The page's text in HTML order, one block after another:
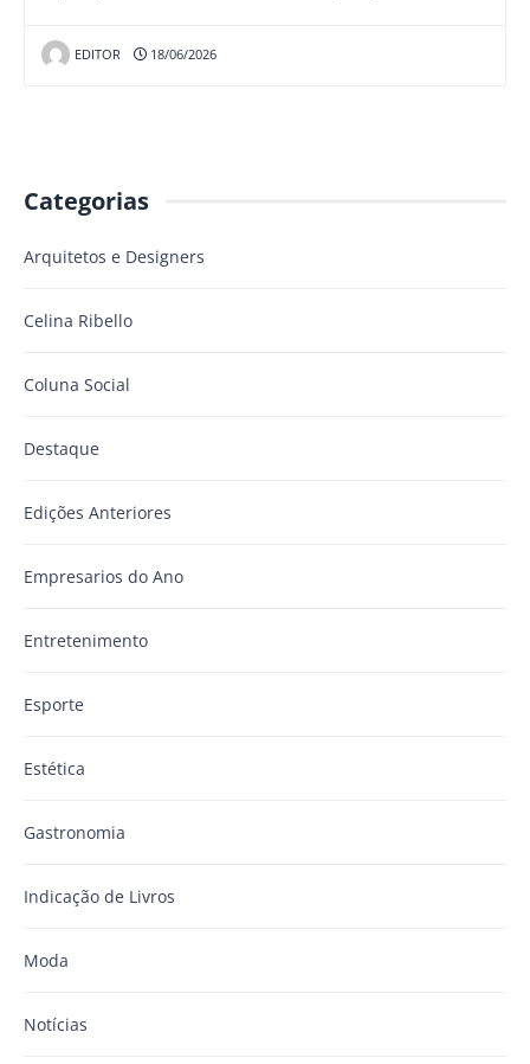
EDITOR 18/06/2026
Categorias
Arquitetos e Designers
Celina Ribello
Coluna Social
Destaque
Edições Anteriores
Empresarios do Ano
Entretenimento
Esporte
Estética
Gastronomia
Indicação de Livros
Moda
Notícias